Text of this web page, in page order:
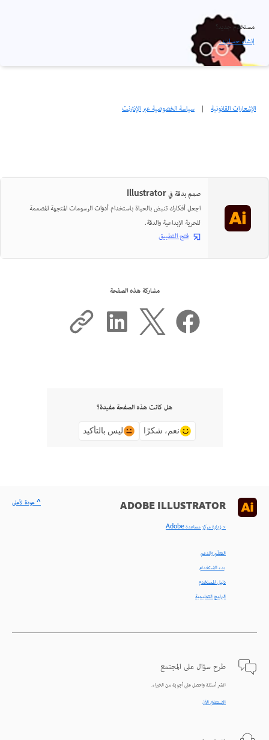
مستخدم جديد؟
إنشاء حساب ›
الإشعارات القانونية | سياسة الخصوصية عبر الإنترنت
صمم بدقة في Illustrator
اجعل أفكارك تنبض بالحياة باستخدام أدوات الرسومات المتجهة المصممة
للحرية الإبداعية والدقة.
فتح التطبيق
مشاركة هذه الصفحة
هل كانت هذه الصفحة مفيدة؟
نعم، شكرًا ليس بالتأكيد
ADOBE ILLUSTRATOR
< زيارة مركز مساعدة Adobe
التعلّم والدعم
بدء الاستخدام
دليل المستخدم
البرامج التعليمية
طرح سؤال على المجتمع
انشر أسئلة واحصل على أجوبة من الخبراء.
الاستعلام الآن
^ عودة لأعلى